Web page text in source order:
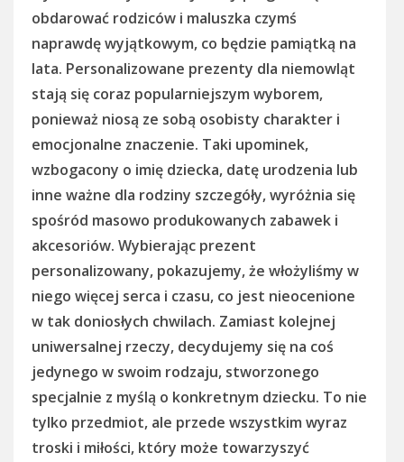
obdarować rodziców i maluszka czymś
naprawdę wyjątkowym, co będzie pamiątką na
lata. Personalizowane prezenty dla niemowląt
stają się coraz popularniejszym wyborem,
ponieważ niosą ze sobą osobisty charakter i
emocjonalne znaczenie. Taki upominek,
wzbogacony o imię dziecka, datę urodzenia lub
inne ważne dla rodziny szczegóły, wyróżnia się
spośród masowo produkowanych zabawek i
akcesoriów. Wybierając prezent
personalizowany, pokazujemy, że włożyliśmy w
niego więcej serca i czasu, co jest nieocenione
w tak doniosłych chwilach. Zamiast kolejnej
uniwersalnej rzeczy, decydujemy się na coś
jedynego w swoim rodzaju, stworzonego
specjalnie z myślą o konkretnym dziecku. To nie
tylko przedmiot, ale przede wszystkim wyraz
troski i miłości, który może towarzyszyć